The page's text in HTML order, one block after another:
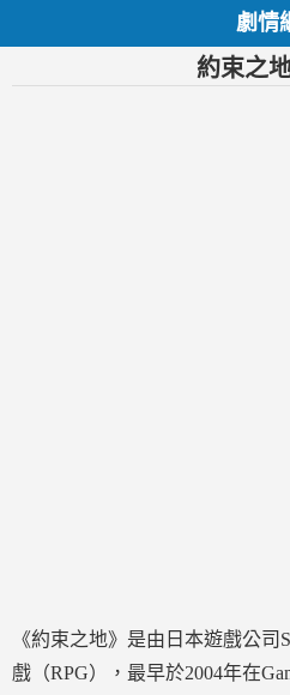
劇情
約束之
《約束之地》是由日本遊戲公
戲（RPG），最早於2004年在